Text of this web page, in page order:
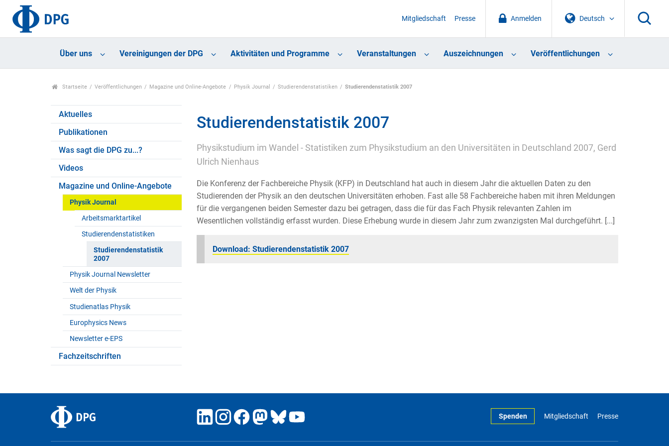
Deutsch
Anmelden
Mitgliedschaft Presse
Über uns Vereinigungen der DPG Aktivitäten und Programme Veranstaltungen Auszeichnungen Veröffentlichungen
Startseite Veröffentlichungen Magazine und Online-Angebote Physik Journal Studierendenstatistiken Studierendenstatistik 2007
Aktuelles
Publikationen
Was sagt die DPG zu...?
Videos
Magazine und Online-Angebote
Physik Journal
Arbeitsmarktartikel
Studierendenstatistiken
Studierendenstatistik
2007
Physik Journal Newsletter
Welt der Physik
Studienatlas Physik
Europhysics News
Newsletter e-EPS
Fachzeitschriften
Studierendenstatistik 2007
Physikstudium im Wandel - Statistiken zum Physikstudium an den Universitäten in Deutschland 2007, Gerd
Ulrich Nienhaus
Die Konferenz der Fachbereiche Physik (KFP) in Deutschland hat auch in diesem Jahr die aktuellen Daten zu den
Studierenden der Physik an den deutschen Universitäten erhoben. Fast alle 58 Fachbereiche haben mit ihren Meldungen
für die vergangenen beiden Semester dazu bei getragen, dass die für das Fach Physik relevanten Zahlen im
Wesentlichen vollständig erfasst wurden. Diese Erhebung wurde in diesem Jahr zum zwanzigsten Mal durchgeführt. [...]
Download: Studierendenstatistik 2007
Spenden Mitgliedschaft Presse